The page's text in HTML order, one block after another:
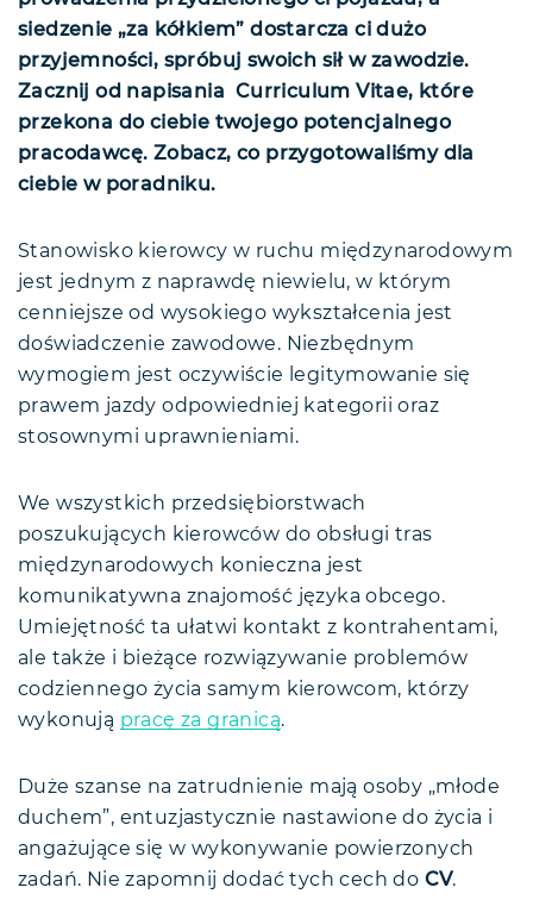
siedzenie „za kółkiem” dostarcza ci dużo
przyjemności, spróbuj swoich sił w zawodzie.
Zacznij od napisania Curriculum Vitae, które
przekona do ciebie twojego potencjalnego
pracodawcę. Zobacz, co przygotowaliśmy dla
ciebie w poradniku.
Stanowisko kierowcy w ruchu międzynarodowym
jest jednym z naprawdę niewielu, w którym
cenniejsze od wysokiego wykształcenia jest
doświadczenie zawodowe. Niezbędnym
wymogiem jest oczywiście legitymowanie się
prawem jazdy odpowiedniej kategorii oraz
stosownymi uprawnieniami.
We wszystkich przedsiębiorstwach
poszukujących kierowców do obsługi tras
międzynarodowych konieczna jest
komunikatywna znajomość języka obcego.
Umiejętność ta ułatwi kontakt z kontrahentami,
ale także i bieżące rozwiązywanie problemów
codziennego życia samym kierowcom, którzy
wykonują pracę za granicą.
Duże szanse na zatrudnienie mają osoby „młode
duchem”, entuzjastycznie nastawione do życia i
angażujące się w wykonywanie powierzonych
zadań. Nie zapomnij dodać tych cech do CV.